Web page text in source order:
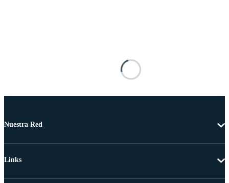
Nuestra Red
Links